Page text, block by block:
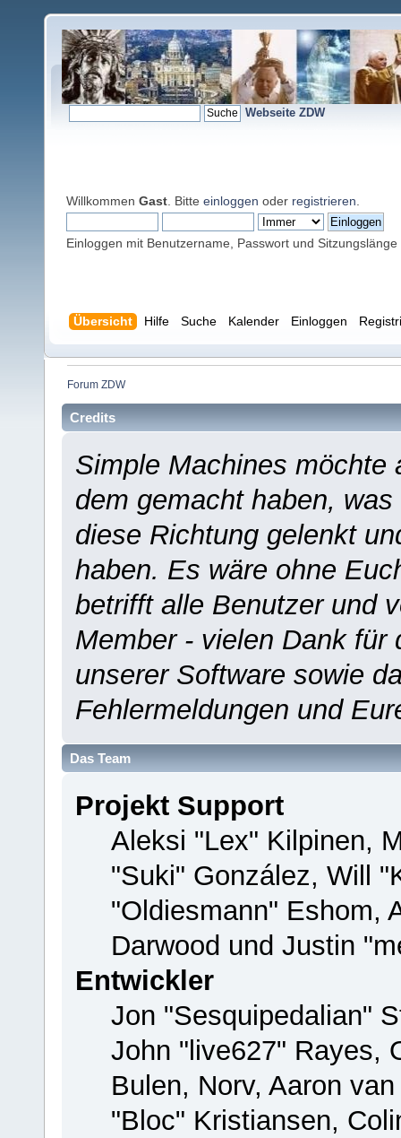
Webseite ZDW
Willkommen Gast . Bitte einloggen oder registrieren
Einloggen mit Benutzername, Passwort und Sitzungslänge
Übersicht Hilfe Suche Kalender Einloggen
Forum ZDW
Credits
Simple Machines möchte
dem gemacht haben,
diese Richtung gelenkt
haben. Es wäre ohne
betrifft alle Benutzer und
Member - vielen Dank für
unserer Software sowie
Fehlermeldungen und
Das Team
Projekt Support
Aleksi "Lex" Kilpinen,
"Suki" González, Will
"Oldiesmann" Eshom,
Darwood und Justin
Entwickler
Jon "Sesquipedalian"
John "live627" Rayes,
Bulen, Norv, Aaron
"Bloc" Kristiansen,